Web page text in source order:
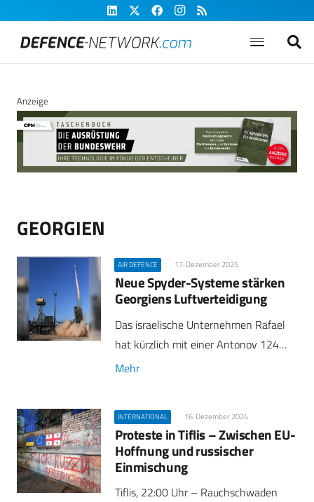
Anzeige
GEORGIEN
AIR DEFENCE 17. Dezember 2025
Neue Spyder-Systeme stärken
Georgiens Luftverteidigung
Das israelische Unternehmen Rafael
hat kürzlich mit einer Antonov 124…
Mehr
INTERNATIONAL 16. Dezember 2024
Proteste in Tiflis – Zwischen EU-
Hoffnung und russischer
Einmischung
Tiflis, 22:00 Uhr – Rauchschwaden